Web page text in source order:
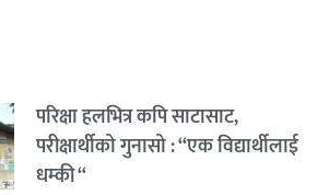
परिक्षा हलभित्र कपि साटासाट,
परीक्षार्थीको गुनासो : “एक विद्यार्थीलाई
धम्की “